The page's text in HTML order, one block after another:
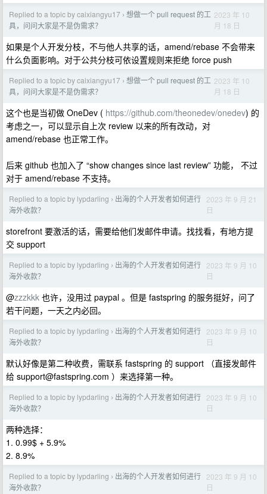
Replied to a topic by caixiangyu17 › 想做一个 pull request 的工
具，问问大家是不是伪需求？
2023 年 10
月 18 日
如果是个人开发分枝，不与他人共享的话，amend/rebase 不会带来
什么负面影响。对于公共分枝可依设置规则来拒绝 force push
Replied to a topic by caixiangyu17 › 想做一个 pull request 的工
具，问问大家是不是伪需求？
2023 年 10
月 18 日
这个也是当初做 OneDev ( https://github.com/theonedev/onedev) 的
考虑之一，可以显示自上次 review 以来的所有改动，对
amend/rebase 也正常工作。
后来 github 也加入了 “show changes since last review” 功能， 不过
对于 amend/rebase 不支持。
Replied to a topic by lypdarling › 出海的个人开发者如何进行
海外收款？
2023 年 9 月 21
日
storefront 要激活的话，需要给他们发邮件申请。找找看，有地方提
交 support
Replied to a topic by lypdarling › 出海的个人开发者如何进行
海外收款？
2023 年 9 月 10
日
@zzzkkk 也许，没用过 paypal 。但是 fastspring 的服务挺好，问了
若干问题，一天之内必回。
Replied to a topic by lypdarling › 出海的个人开发者如何进行
海外收款？
2023 年 9 月 10
日
默认好像是第二种收费，需联系 fastspring 的 support （直接发邮件
给 support@fastspring.com ）来选择第一种。
Replied to a topic by lypdarling › 出海的个人开发者如何进行
海外收款？
2023 年 9 月 10
日
两种选择：
1. 0.99$ + 5.9%
2. 8.9%
Replied to a topic by lypdarling › 出海的个人开发者如何进行
海外收款？
2023 年 9 月 10
日